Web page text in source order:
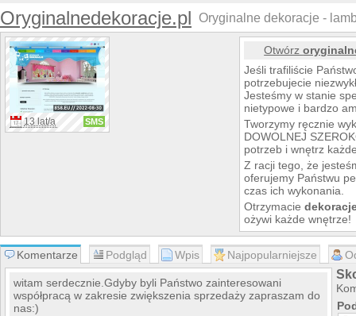
Oryginalnedekoracje.pl Oryginalne dekoracje -
13 lat/a SMS
Otwórz
Jeśli trafiliście
potrzebujecie
Jesteśmy w stanie
nietypowe i bardzo
Tworzymy ręcznie
DOWOLNEJ
potrzeb i wnętrz
Z racji tego, że
oferujemy Państwu
czas ich wykonania.
Otrzymacie
ożywi każde wnętrze!
Nasza specjalność to:
TWORZYMY BY
Komentarze Podgląd Wpis Najpopularniejsze
witam serdecznie.Gdyby byli Państwo zainteresowani
współpracą w zakresie zwiększenia sprzedaży zapraszam do
nas:)